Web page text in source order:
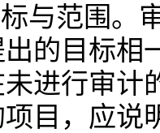
标与范围
的目标相
进行审计
目，应说